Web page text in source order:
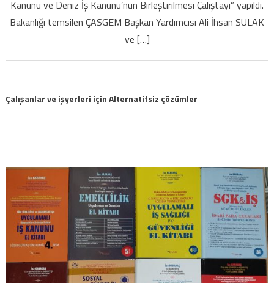
Kanunu ve Deniz İş Kanunu’nun Birleştirilmesi Çalıştayı” yapıldı.
Bakanlığı temsilen ÇASGEM Başkan Yardımcısı Ali İhsan SULAK
ve […]
Çalışanlar ve işyerleri için Alternatifsiz çözümler